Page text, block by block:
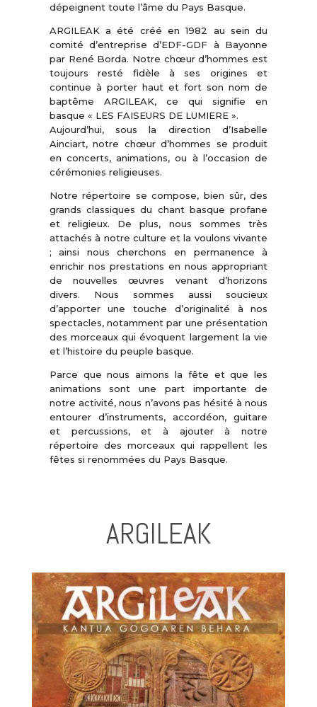
dépeignent toute l’âme du Pays Basque.
ARGILEAK a été créé en 1982 au sein du
comité d’entreprise d’EDF-GDF à Bayonne
par René Borda. Notre chœur d’hommes est
toujours resté fidèle à ses origines et
continue à porter haut et fort son nom de
baptême ARGILEAK, ce qui signifie en
basque « LES FAISEURS DE LUMIERE ».
Aujourd’hui, sous la direction d’Isabelle
Ainciart, notre chœur d’hommes se produit
en concerts, animations, ou à l’occasion de
cérémonies religieuses.
Notre répertoire se compose, bien sûr, des
grands classiques du chant basque profane
et religieux. De plus, nous sommes très
attachés à notre culture et la voulons vivante
; ainsi nous cherchons en permanence à
enrichir nos prestations en nous appropriant
de nouvelles œuvres venant d’horizons
divers. Nous sommes aussi soucieux
d’apporter une touche d’originalité à nos
spectacles, notamment par une présentation
des morceaux qui évoquent largement la vie
et l’histoire du peuple basque.
Parce que nous aimons la fête et que les
animations sont une part importante de
notre activité, nous n’avons pas hésité à nous
entourer d’instruments, accordéon, guitare
et percussions, et à ajouter à notre
répertoire des morceaux qui rappellent les
fêtes si renommées du Pays Basque.
ARGILEAK